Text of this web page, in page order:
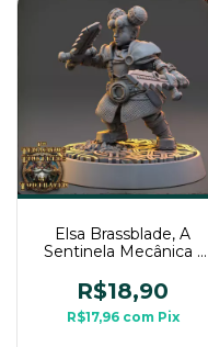
Elsa Brassblade, A
Sentinela Mecânica -
3D Médio Para Rpg de
Mesa
R$18,90
R$17,96 com Pix